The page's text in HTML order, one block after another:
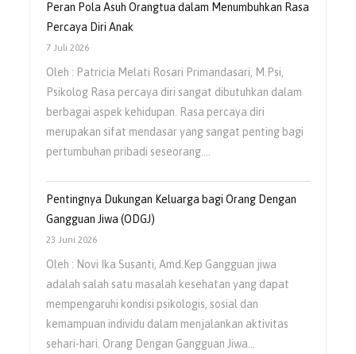
Peran Pola Asuh Orangtua dalam Menumbuhkan Rasa
Percaya Diri Anak
7 Juli 2026
Oleh : Patricia Melati Rosari Primandasari, M.Psi,
Psikolog Rasa percaya diri sangat dibutuhkan dalam
berbagai aspek kehidupan. Rasa percaya diri
merupakan sifat mendasar yang sangat penting bagi
pertumbuhan pribadi seseorang.…
Pentingnya Dukungan Keluarga bagi Orang Dengan
Gangguan Jiwa (ODGJ)
23 Juni 2026
Oleh : Novi Ika Susanti, Amd.Kep Gangguan jiwa
adalah salah satu masalah kesehatan yang dapat
mempengaruhi kondisi psikologis, sosial dan
kemampuan individu dalam menjalankan aktivitas
sehari-hari. Orang Dengan Gangguan Jiwa…